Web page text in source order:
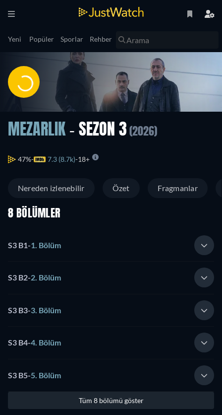
Yeni Popüler Sporlar Rehber
MEZARLIK - SEZON 3 (2026)
47% 7.3 (8.7k) 18+
Nereden izlenebilir Özet Fragmanlar
8 BÖLÜMLER
S3 B1-1. Bölüm
S3 B2-2. Bölüm
S3 B3-3. Bölüm
S3 B4-4. Bölüm
S3 B5-5. Bölüm
Tüm 8 bölümü göster